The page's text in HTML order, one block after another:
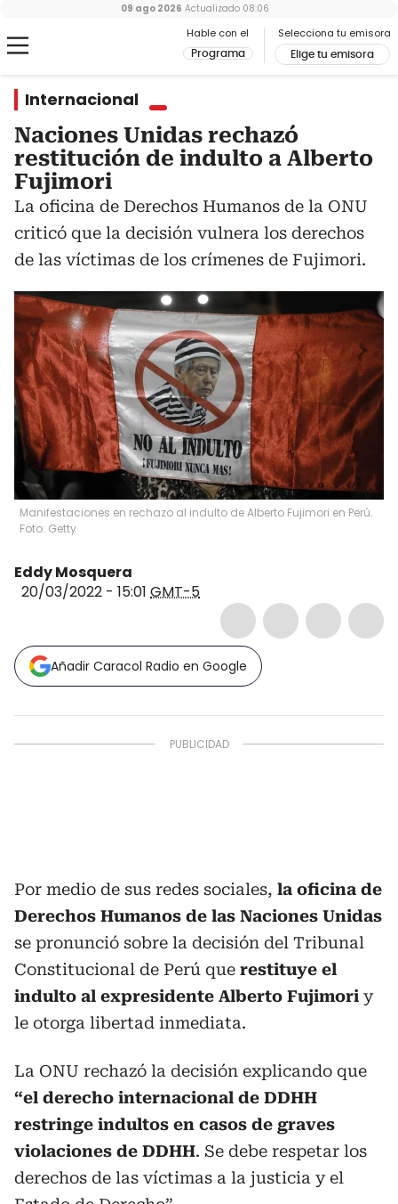
Hable con el
Programa
Selecciona tu emisora
Elige tu emisora
09 ago 2026 Actualizado 08:06
Internacional
Naciones Unidas rechazó
restitución de indulto a Alberto
Fujimori
La oficina de Derechos Humanos de la ONU
criticó que la decisión vulnera los derechos
de las víctimas de los crímenes de Fujimori.
Manifestaciones en rechazo al indulto de Alberto Fujimori en Perú.
Foto: Getty
Eddy Mosquera
20/03/2022 - 15:01 GMT-5
Añadir Caracol Radio en Google
Por medio de sus redes sociales, la oficina de
Derechos Humanos de las Naciones Unidas
se pronunció sobre la decisión del Tribunal
Constitucional de Perú que restituye el
indulto al expresidente Alberto Fujimori y
le otorga libertad inmediata.
La ONU rechazó la decisión explicando que
“el derecho internacional de DDHH
restringe indultos en casos de graves
violaciones de DDHH. Se debe respetar los
derechos de las víctimas a la justicia y el